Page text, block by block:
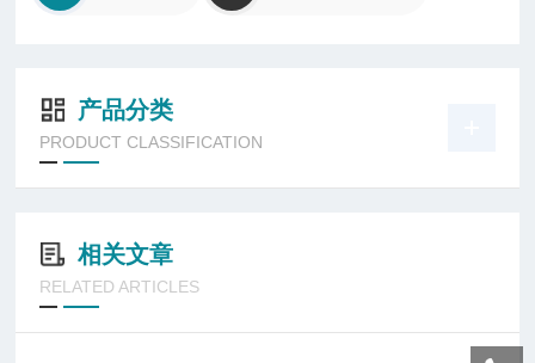
产品分类
PRODUCT CLASSIFICATION
相关文章
RELATED ARTICLES